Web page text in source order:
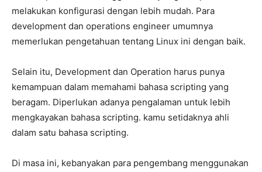
melakukan konfigurasi dengan lebih mudah. Para
development dan operations engineer umumnya
memerlukan pengetahuan tentang Linux ini dengan baik.
Selain itu, Development dan Operation harus punya
kemampuan dalam memahami bahasa scripting yang
beragam. Diperlukan adanya pengalaman untuk lebih
mengkayakan bahasa scripting. kamu setidaknya ahli
dalam satu bahasa scripting.
Di masa ini, kebanyakan para pengembang menggunakan